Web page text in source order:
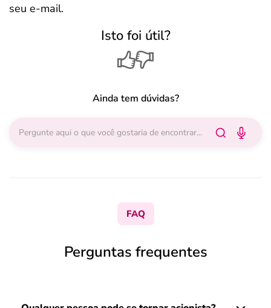
seu e-mail.
Isto foi útil?
Ainda tem dúvidas?
FAQ
Perguntas frequentes